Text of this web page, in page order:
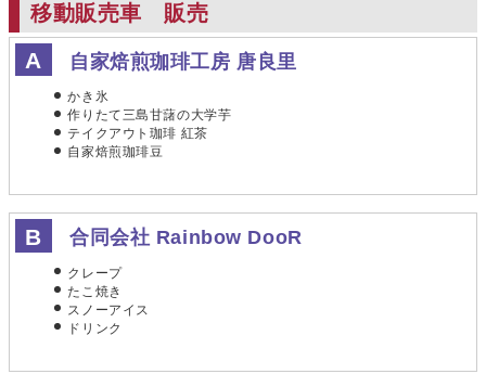
移動販売車 販売
自家焙煎珈琲工房 唐良里
かき氷
作りたて三島甘藷の大学芋
テイクアウト珈琲 紅茶
自家焙煎珈琲豆
合同会社 Rainbow DooR
クレープ
たこ焼き
スノーアイス
ドリンク